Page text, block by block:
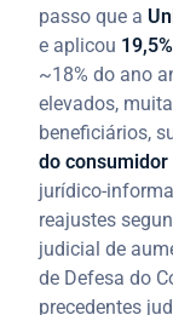
passo que a
e aplicou 19,5%
~18% do ano
elevados,
beneficiários,
do consumidor
jurídico-
reajustes
judicial de
de Defesa do
precedentes